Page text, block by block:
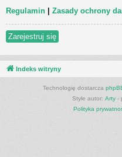
Regulamin | Zasady ochrony
Zarejestruj się
Indeks witryny
Technologię dostarcza
Style autor: Arty -
Polityka